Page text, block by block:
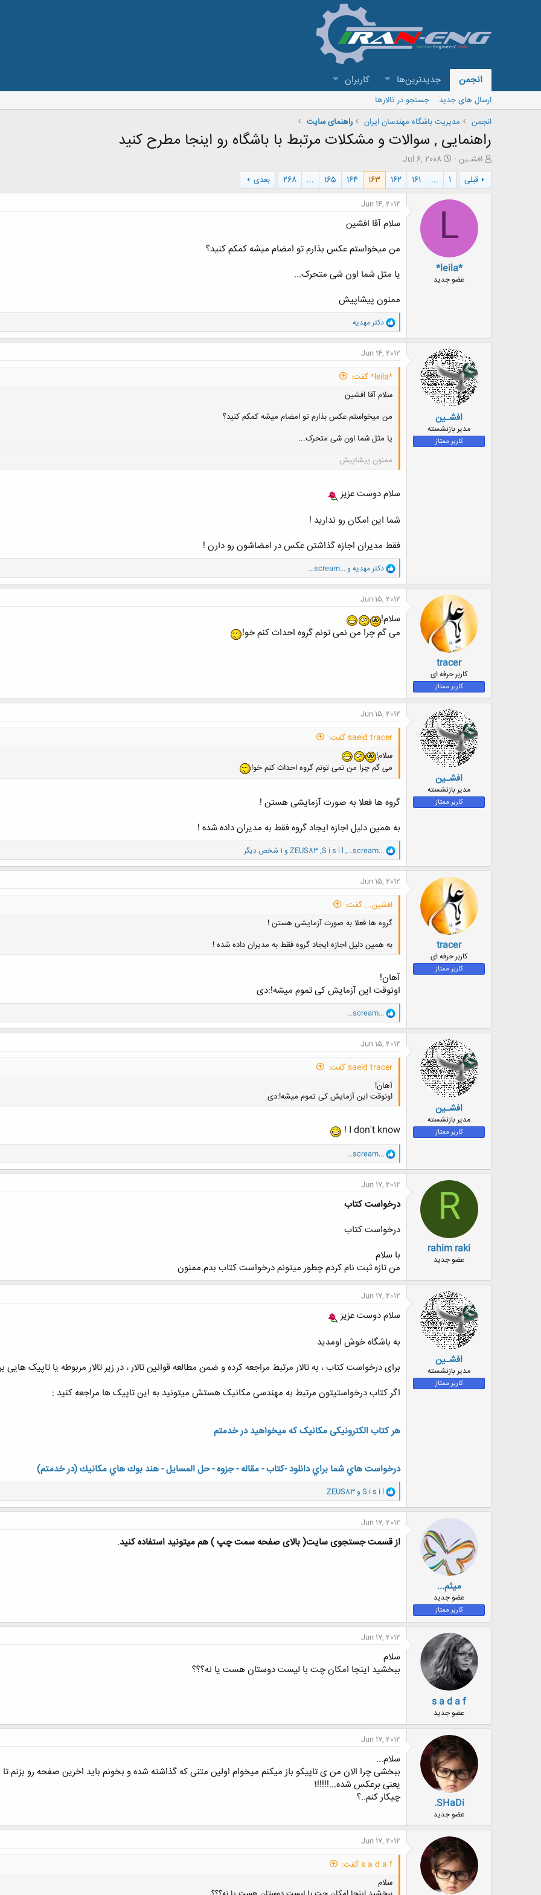
انجمن جدیدترین‌ها کاربران
ارسال های جدید
جستجو در تالارها
انجمن
مدیریت باشگاه مهندسان ایران راهنمای سایت
راهنمایی , سوالات و مشکلات مرتبط با باشگاه رو اینجا مطرح کنید
ش
ر
و
ع
افشـین
ت
ا
ی
خ
Jul 6, 2008
قبلی
1
...
161
162
163
164
165
...
268 بعدی
L
*leila*
عضو جدید
Jun 14, 2012
سلام آقا افشین
من میخواستم عکس بذارم تو امضام میشه کمکم کنید؟
یا مثل شما اون شی متحرک...
ممنون پیشاپیش
و
ا
ک
ش
ا
دکتر مهدیه
افشـین
مدیر بازنشسته
کاربر ممتاز
Jun 14, 2012
*leila* گفت:
سلام آقا افشین
من میخواستم عکس بذارم تو امضام میشه کمکم کنید؟
یا مثل شما اون شی متحرک...
ممنون پیشاپیش
سلام دوست عزیز
شما این امکان رو ندارید !
فقط مدیران اجازه گذاشتن عکس در امضاشون رو دارن !
و
ا
ک
ش
ه
ا
:
دکتر مهدیه و ...scream...
tracer
کاربر حرفه ای
کاربر ممتاز
Jun 15, 2012
سلام!
می گم چرا من نمی تونم گروه احداث کنم خو!
افشـین
مدیر بازنشسته
کاربر ممتاز
Jun 15, 2012
saeid tracer گفت:
سلام!
می گم چرا من نمی تونم گروه احداث کنم خو!
گروه ها فعلا به صورت آزمایشی هستن !
به همین دلیل اجازه ایجاد گروه فقط به مدیران داده شده !
ا
ک
ش
ا
...scream...
,
S i s i l
,
ZEUS83 و 1 شخص دیگر
tracer
کاربر حرفه ای
کاربر ممتاز
Jun 15, 2012
افشین... گفت:
گروه ها فعلا به صورت آزمایشی هستن !
به همین دلیل اجازه ایجاد گروه فقط به مدیران داده شده !
کلیک کنید تا باز شود...
آهان!
اونوقت این آزمایش کی تموم میشه!:دی
و
ا
ک
ش
ا
:
...scream...
افشـین
مدیر بازنشسته
کاربر ممتاز
Jun 15, 2012
saeid tracer گفت:
آهان!
اونوقت این آزمایش کی تموم میشه!:دی
کلیک کنید تا باز شود...
I don't know !
ا
ک
ش
ه
ا
...scream...
R
rahim raki
عضو جدید
Jun 17, 2012
درخواست کتاب
درخواست کتاب
با سلام
من تازه ثبت نام کردم چطور میتونم درخواست کتاب بدم.ممنون
افشـین
مدیر بازنشسته
کاربر ممتاز
Jun 17, 2012
سلام دوست عزیز
به باشگاه خوش اومدید
برای درخواست کتاب ، به تالار مرتبط مراجعه کرده و ضمن مطالعه قوانین تالار ، در زیر تالار مربوطه یا تاپیک
اگر کتاب درخواستیتون مرتبط به مهندسی مکانیک هستش میتونید به این تاپیک ها مراجعه کنید :
هر کتاب الکترونیکی مکانیک که میخواهید در خدمتم
درخواست هاي شما براي دانلود -كتاب - مقاله - جزوه - حل المسايل - هند بوك هاي مكانيك (در خدمتم)
و
ا
ک
ش
ه
ا
S i s i l و ZEUS83
میثم...
عضو جدید
کاربر ممتاز
Jun 17, 2012
از قسمت جستجوی سایت( بالای صفحه سمت چپ ) هم میتونید استفاده کنید.
s a d a f
عضو جدید
Jun 17, 2012
سلام
ببخشید اینجا امکان چت با لیست دوستان هست یا نه؟؟؟
.SHaDi
عضو جدید
Jun 17, 2012
سلام...
ببخشی چرا الان من ی تاپیکو باز میکنم میخوام اولین متنی که گذاشته شده و بخونم باید اخرین صفحه رو بزنم تا
یعنی برعکس شده...!!!!!1
چیکار کنم..؟
Jun 17, 2012
s a d a f گفت:
سلام